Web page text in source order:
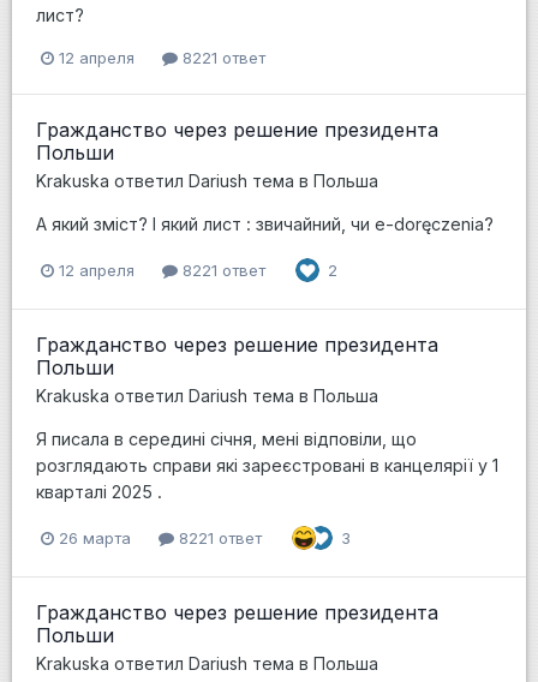
лист?
12 апреля 8221 ответ
Гражданство через решение президента
Польши
Krakuska ответил Dariush тема в Польша
А який зміст? І який лист : звичайний, чи e-doręczenia?
12 апреля 8221 ответ 2
Гражданство через решение президента
Польши
Krakuska ответил Dariush тема в Польша
Я писала в середині січня, мені відповіли, що
розглядають справи які зареєстровані в канцелярії у 1
кварталі 2025 .
26 марта 8221 ответ 3
Гражданство через решение президента
Польши
Krakuska ответил Dariush тема в Польша